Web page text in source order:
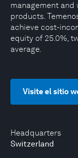
Headquarters
Switzerland
management and
products.
achieve cost-
equity of 25.0%,
average.
Visite el sitio